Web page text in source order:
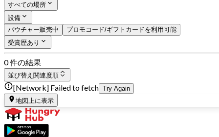
すべての場所
設備
バウチャー販売中
プロモコード/ギフトカードを利用可能
受賞歴あり
0 件の結果
並び替え 関連度順
[Network] Failed to fetch Try Again
地図上に表示